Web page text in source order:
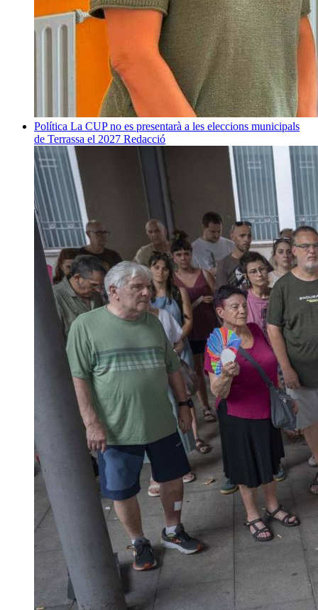
Política La CUP no es presentarà a les eleccions municipals
de Terrassa el 2027 Redacció